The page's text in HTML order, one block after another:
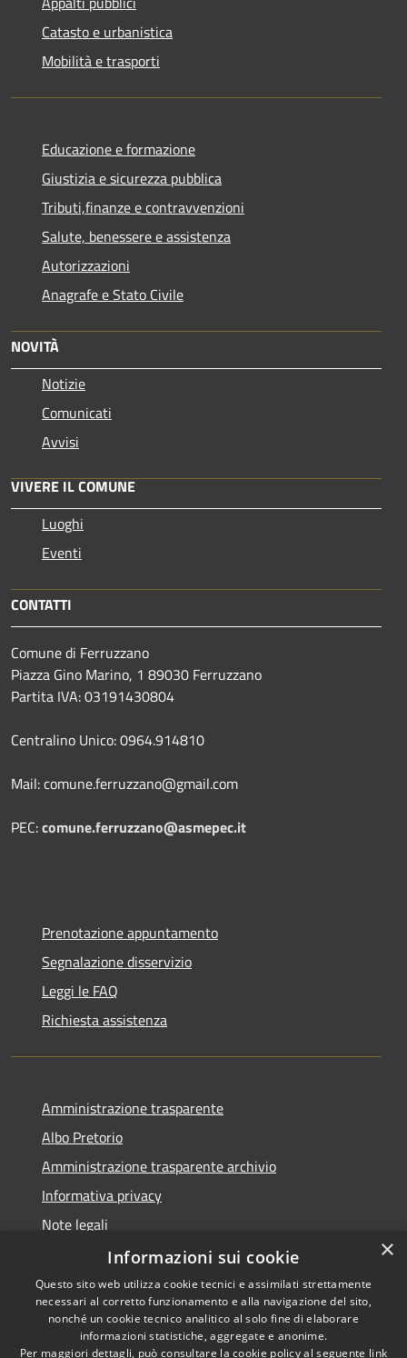
Catasto e urbanistica
Mobilità e trasporti
Educazione e formazione
Giustizia e sicurezza pubblica
Tributi,finanze e contravvenzioni
Salute, benessere e assistenza
Autorizzazioni
Anagrafe e Stato Civile
NOVITÀ
Notizie
Comunicati
Avvisi
VIVERE IL COMUNE
Luoghi
Eventi
CONTATTI
Comune di Ferruzzano
Piazza Gino Marino, 1 89030 Ferruzzano
Partita IVA: 03191430804
Centralino Unico: 0964.914810
Mail: comune.ferruzzano@gmail.com
PEC:comune.ferruzzano@asmepec.it
Prenotazione appuntamento
Segnalazione disservizio
Leggi le FAQ
Richiesta assistenza
Amministrazione trasparente
Albo Pretorio
Amministrazione trasparente archivio
Informativa privacy
Note legali
Dichiarazione di accessibilità
RSS
Copyright © 2026 • Comune di
×
Informazioni sui cookie
Questo sito web utilizza cookie tecnici e assimilati strettamente
necessari al corretto funzionamento e alla navigazione del sito,
nonché un cookie tecnico analitico al solo fine di elaborare
informazioni statistiche, aggregate e anonime.
Per maggiori dettagli, può consultare la cookie policy al seguente link